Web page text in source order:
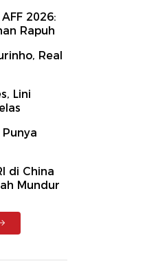
2026:
Rapuh
Real
Lini
di China
Mundur